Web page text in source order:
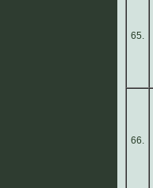
65.
66.